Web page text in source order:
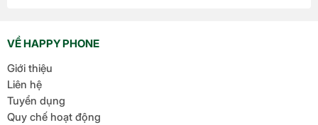
VỀ HAPPY PHONE
Giới thiệu
Liên hệ
Tuyển dụng
Quy chế hoạt động